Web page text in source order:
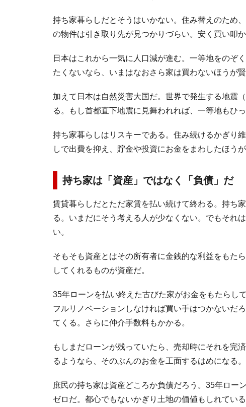
持ち家暮らしだとそうはいかない。住み替えのため
の物件は引き取り先が見つかりづらい。安く買い叩か
日本はこれから一気に人口減が進む。一等地をのぞ
たくないなら、いまはなおさら家は買わないほうが賢
加えて日本は自然災害大国だ。世界で発生する地震
る。もし首都直下地震に見舞われれば、一等地もひ
持ち家暮らしはリスキーである。住み続けるかぎり
しで出費を抑え、貯金や投資にお金をまわしたほうが
持ち家は「資産」ではなく「負債」だ
賃貸暮らしだとただ家賃を払い続けて終わる。持ち
る。いまだにそう考える人が少なくない。でもそれ
い。
そもそも資産とはその所有者に金銭的な利益をもた
してくれるものが資産だ。
35年ローンを払い終えた古びた家がお金をもたらし
フルリノベーションしなければ買い手はつかないだ
てくる。さらに仲介手数料もかかる。
もしまだローンが残っていたら、売却時にそれを完
るようなら、そのぶんのお金を工面するはめになる。
庶民の持ち家は資産どころか負債だろう。35年ロー
ゼロだ。都心でもないかぎり土地の価値もしれている